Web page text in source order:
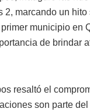
marcando un
municipio en
de brindar
resaltó el
son parte